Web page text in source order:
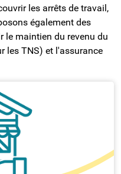
les arrêts de travail,
également des
le maintien du revenu du
les TNS) et l'assurance